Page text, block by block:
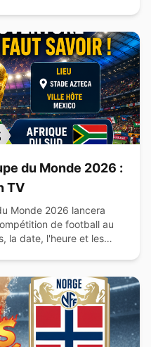
du Monde 2026 :
TV
Monde 2026 lancera
de football au
la date, l'heure et les